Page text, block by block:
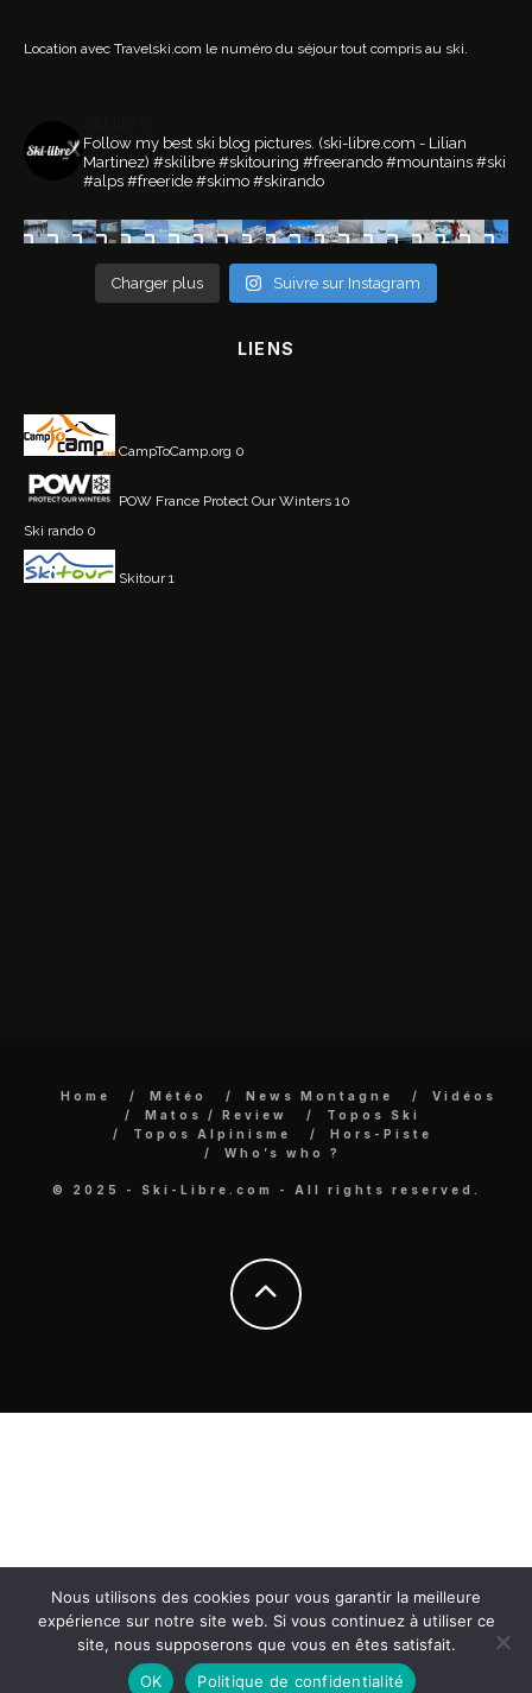
Location avec Travelski.com le numéro du séjour tout compris au ski.
Follow my best ski blog pictures. (ski-libre.com - Lilian
Martinez) #skilibre #skitouring #freerando #mountains #ski
#alps #freeride #skimo #skirando
Charger plus Suivre sur Instagram
LIENS
CampToCamp.org 0
POW France Protect Our Winters 10
Ski rando 0
Skitour1
Home Météo News Montagne
Vidéos
Matos / Review
Topos Ski
Topos Alpinisme
Hors-Piste
Who’s who ?
© 2025 - Ski-Libre.com - All rights reserved.
Nous utilisons des cookies pour vous garantir la meilleure
expérience sur notre site web. Si vous continuez à utiliser ce
site, nous supposerons que vous en êtes satisfait.
OK
Politique de confidentialité